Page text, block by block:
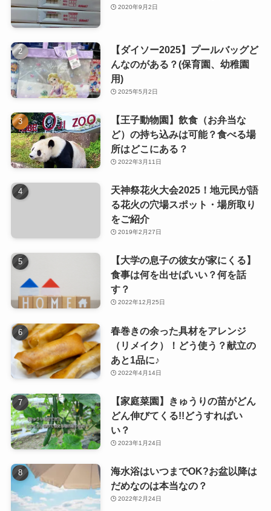
2020年9月2日
【ダイソー2025】プールバッグど
んなのがある？(保育園、幼稚園
用)
2025年5月2日
【王子動物園】飲食（お弁当な
ど）の持ち込みは可能？食べる場
所はどこにある？
2022年3月11日
天神祭花火大会2025！地元民が語
る花火の穴場スポット・場所取り
をご紹介
2019年2月27日
【大学の息子の彼女が家にくる】
食事は何を出せばいい？何を話
す？
2022年12月25日
春巻きの余った具材をアレンジ
（リメイク）！どう使う？献立の
あと1品に♪
2022年4月14日
【家庭菜園】きゅうりの苗がどん
どん伸びてくる!!どうすればい
い？
2023年1月24日
海水浴はいつまでOK?お盆以降は
だめなのは本当なの？
2022年2月24日